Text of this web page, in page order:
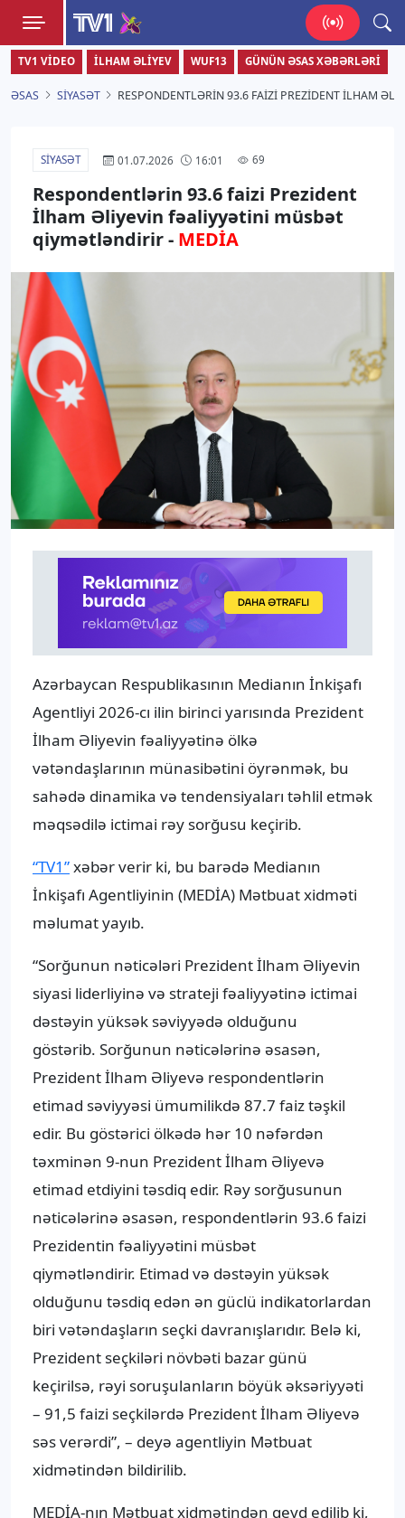
TV1
Zamanı bizimlə yaşa!
TV1 VIDEO İLHAM ƏLIYEV WUF13 GÜNÜN ƏSAS XƏBƏRLƏRI
ƏSAS SIYASƏT RESPONDENTLƏRIN 93.6 FAIZI PREZIDENT İLHAM
SIYASƏT 01.07.2026 16:01 69
Respondentlərin 93.6 faizi Prezident
İlham Əliyevin fəaliyyətini müsbət
qiymətləndirir - MEDİA
Azərbaycan Respublikasının Medianın İnkişafı
Agentliyi 2026-cı ilin birinci yarısında Prezident
İlham Əliyevin fəaliyyətinə ölkə
vətəndaşlarının münasibətini öyrənmək, bu
sahədə dinamika və tendensiyaları təhlil etmək
məqsədilə ictimai rəy sorğusu keçirib.
“TV1”xəbər verir ki, bu barədə Medianın
İnkişafı Agentliyinin (MEDİA) Mətbuat xidməti
məlumat yayıb.
“Sorğunun nəticələri Prezident İlham Əliyevin
siyasi liderliyinə və strateji fəaliyyətinə ictimai
dəstəyin yüksək səviyyədə olduğunu
göstərib. Sorğunun nəticələrinə əsasən,
Prezident İlham Əliyevə respondentlərin
etimad səviyyəsi ümumilikdə 87.7 faiz təşkil
edir. Bu göstərici ölkədə hər 10 nəfərdən
təxminən 9-nun Prezident İlham Əliyevə
etimad etdiyini təsdiq edir. Rəy sorğusunun
nəticələrinə əsasən, respondentlərin 93.6 faizi
Prezidentin fəaliyyətini müsbət
qiymətləndirir. Etimad və dəstəyin yüksək
olduğunu təsdiq edən ən güclü indikatorlardan
biri vətəndaşların seçki davranışlarıdır. Belə ki,
Prezident seçkiləri növbəti bazar günü
keçirilsə, rəyi soruşulanların böyük əksəriyyəti
– 91,5 faizi seçkilərdə Prezident İlham Əliyevə
səs verərdi”, – deyə agentliyin Mətbuat
xidmətindən bildirilib.
MEDİA-nın Mətbuat xidmətindən qeyd edilib ki,